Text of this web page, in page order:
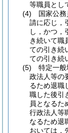
等職員とし
(4)
国家公
請に応じ，
し，かつ，
き続いて職
ての引き続
ての引き続
(5)
特定一
政法人等の
るため退職
職した後引
員となるた
行政法人等
なるため退
おいては，